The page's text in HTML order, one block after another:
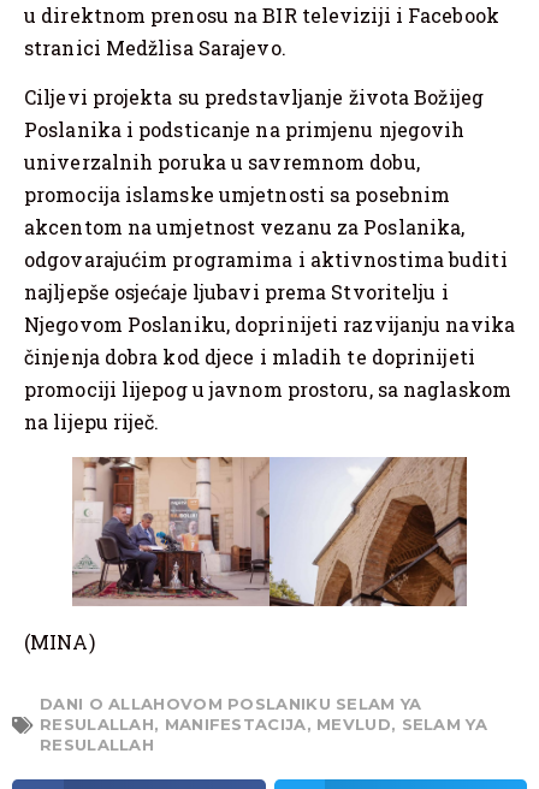
u direktnom prenosu na BIR televiziji i Facebook
stranici Medžlisa Sarajevo.
Ciljevi projekta su predstavljanje života Božijeg
Poslanika i podsticanje na primjenu njegovih
univerzalnih poruka u savremnom dobu,
promocija islamske umjetnosti sa posebnim
akcentom na umjetnost vezanu za Poslanika,
odgovarajućim programima i aktivnostima buditi
najljepše osjećaje ljubavi prema Stvoritelju i
Njegovom Poslaniku, doprinijeti razvijanju navika
činjenja dobra kod djece i mladih te doprinijeti
promociji lijepog u javnom prostoru, sa naglaskom
na lijepu riječ.
(MINA)
DANI O ALLAHOVOM POSLANIKU SELAM YA
RESULALLAH, MANIFESTACIJA, MEVLUD, SELAM YA
RESULALLAH